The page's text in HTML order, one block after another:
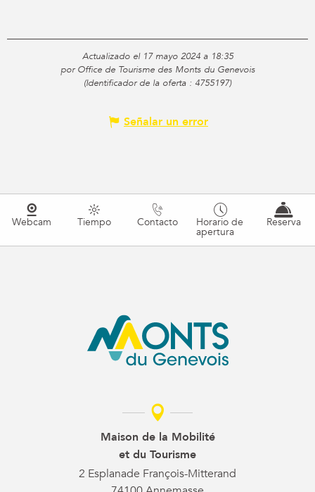
Actualizado el 17 mayo 2024 a 18:35
por Office de Tourisme des Monts du Genevois
(Identificador de la oferta : 4755197)
Señalar un error
Webcam Tiempo Contacto Horario de
apertura
Reserva
Maison de la Mobilité
et du Tourisme
2 Esplanade François-Mitterand